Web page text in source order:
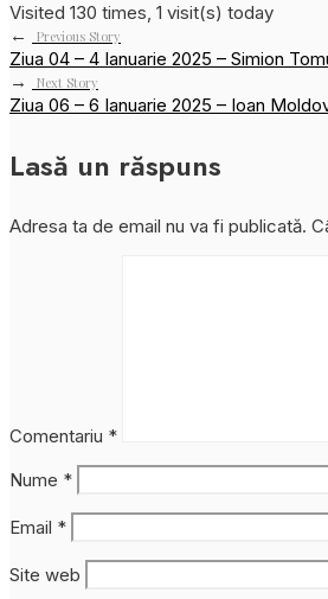
Visited 130 times, 1 visit(s) today
←
Previous Story
Ziua 04 – 4 Ianuarie 2025 – Simion
→
Next Story
Ziua 06 – 6 Ianuarie 2025 – Ioan
Lasă un răspuns
Adresa ta de email nu va fi publicată.
Comentariu *
Nume *
Email *
Site web